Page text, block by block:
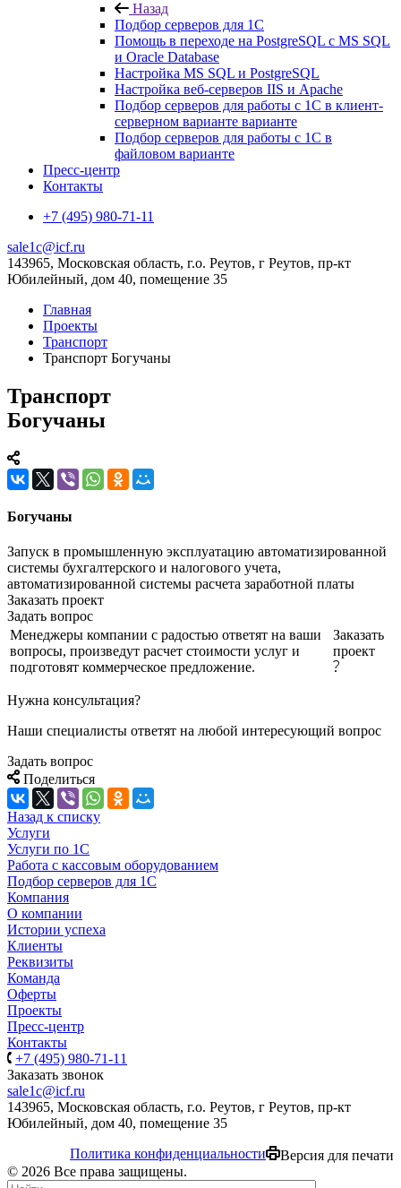
Назад
Подбор серверов для 1С
Помощь в переходе на PostgreSQL с MS SQL
и Oracle Database
Настройка MS SQL и PostgreSQL
Настройка веб-серверов IIS и Apache
Подбор серверов для работы с 1С в клиент-
серверном варианте варианте
Подбор серверов для работы с 1С в
файловом варианте
Пресс-центр
Контакты
+7 (495) 980-71-11
sale1c@icf.ru
143965, Московская область, г.о. Реутов, г Реутов, пр-кт
Юбилейный, дом 40, помещение 35
Главная
Проекты
Транспорт
Транспорт Богучаны
Транспорт
Богучаны
Богучаны
Запуск в промышленную эксплуатацию автоматизированной
системы бухгалтерского и налогового учета,
автоматизированной системы расчета заработной платы
Заказать проект
Задать вопрос
Менеджеры компании с радостью ответят на ваши
вопросы, произведут расчет стоимости услуг и
подготовят коммерческое предложение.
Заказать
проект
Нужна консультация?
Наши специалисты ответят на любой интересующий вопрос
Задать вопрос
Поделиться
Назад к списку
Услуги
Услуги по 1С
Работа с кассовым оборудованием
Подбор серверов для 1С
Компания
О компании
Истории успеха
Клиенты
Реквизиты
Команда
Оферты
Проекты
Пресс-центр
Контакты
+7 (495) 980-71-11
Заказать звонок
sale1c@icf.ru
143965, Московская область, г.о. Реутов, г Реутов, пр-кт
Юбилейный, дом 40, помещение 35
Версия для печати
Политика конфиденциальности
© 2026 Все права защищены.